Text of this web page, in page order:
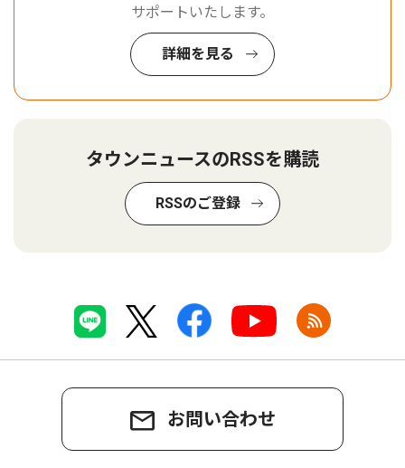
サポートいたします。
詳細を見る
タウンニュースのRSSを購読
RSSのご登録
お問い合わせ